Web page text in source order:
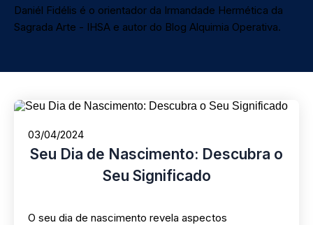
Daniél Fidélis é o orientador da Irmandade Hermética da
Sagrada Arte - IHSA e autor do Blog Alquimia Operativa.
03/04/2024
Seu Dia de Nascimento: Descubra o
Seu Significado
O seu dia de nascimento revela aspectos